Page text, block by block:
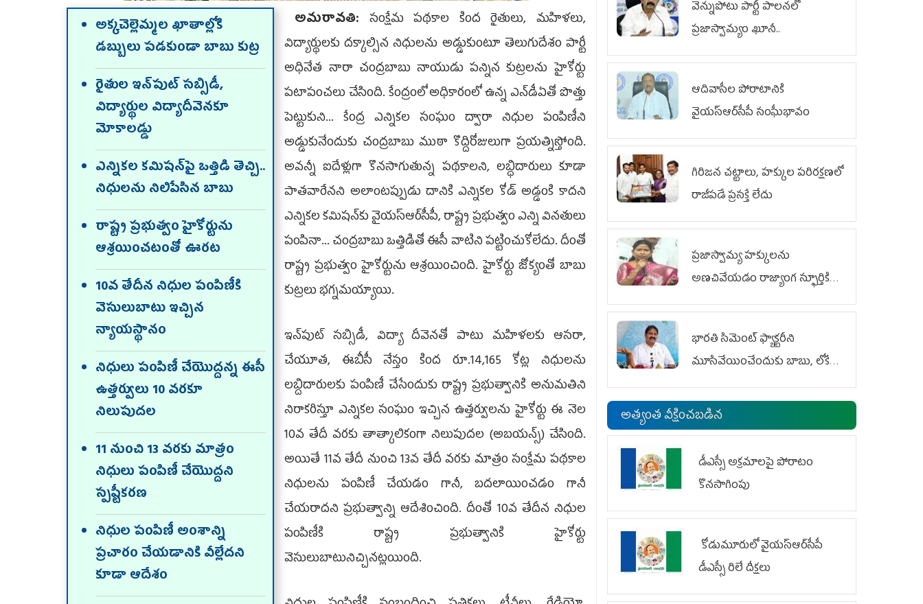
అక్కచెల్లెమ్మల ఖాతాల్లోకి
డబ్బులు పడకుండా బాబు కుట్ర
రైతుల ఇన్‌పుట్‌ సబ్సిడీ,
విద్యార్థుల విద్యాదీవెనకూ
మోకాలడ్డు
ఎన్నికల కమిషన్‌పై ఒత్తిడి తెచ్చి..
నిధులను నిలిపేసిన బాబు
రాష్ట్ర ప్రభుత్వం హైకోర్టును
ఆశ్రయించటంతో ఊరట
10వ తేదీన నిధుల పంపిణీకి
వెసులుబాటు ఇచ్చిన
న్యాయస్థానం
నిధులు పంపిణీ చేయొద్దన్న ఈసీ
ఉత్తర్వులు 10 వరకూ
నిలుపుదల
11 నుంచి 13 వరకు మాత్రం
నిధులు పంపిణీ చేయొద్దని
స్పష్టీకరణ
నిధుల పంపిణీ అంశాన్ని
ప్రచారం చేయడానికి వీల్లేదని
కూడా ఆదేశం
అమరావతి:సంక్షేమ పథకాల కింద రైతులు, మహిళలు,
విద్యార్థులకు దక్కాల్సిన నిధులను అడ్డుకుంటూ తెలుగుదేశం పార్టీ
అధినేత నారా చంద్రబాబు నాయుడు పన్నిన కుట్రలను హైకోర్టు
పటాపంచలు చేసింది. కేంద్రంలో అధికారంలో ఉన్న ఎన్‌డీఏతో పొత్తు
పెట్టుకుని... కేంద్ర ఎన్నికల సంఘం ద్వారా నిధుల పంపిణీని
అడ్డుకునేందుకు చంద్రబాబు ముఠా కొద్దిరోజులుగా ప్రయత్నిస్తోంది.
అవన్నీ ఐదేళ్లుగా కొనసాగుతున్న పథకాలని, లబ్ధిదారులు కూడా
పాతవారేనని అలాంటప్పుడు దానికి ఎన్నికల కోడ్‌ అడ్డంకి కాదని
ఎన్నికల కమిషన్‌కు వైయ‌స్ఆర్‌సీపీ, రాష్ట్ర ప్రభుత్వం ఎన్ని వినతులు
పంపినా... చంద్రబాబు ఒత్తిడితో ఈసీ వాటిని పట్టించుకోలేదు. దీంతో
రాష్ట్ర ప్రభుత్వం హైకోర్టును ఆశ్రయించింది. హైకోర్టు జోక్యంతో బాబు
కుట్రలు భగ్నమయ్యాయి.
ఇన్‌పుట్‌ సబ్సిడీ, విద్యా దీవెనతో పాటు మహిళలకు ఆసరా,
చేయూత, ఈబీసీ నేస్తం కింద రూ.14,165 కోట్ల నిధులను
లబ్దిదారులకు పంపిణీ చేసేందుకు రాష్ట్ర ప్రభుత్వానికి అనుమతిని
నిరాకరిస్తూ ఎన్నికల సంఘం ఇచ్చిన ఉత్తర్వులను హైకోర్టు ఈ నెల
10వ తేదీ వరకు తాత్కాలికంగా నిలుపుదల (అబయన్స్‌) చేసింది.
అయితే 11వ తేదీ నుంచి 13వ తేదీ వరకు మాత్రం సంక్షేమ పథకాల
నిధులను పంపిణీ చేయడం గానీ, బదలాయించడం గానీ
చేయరాదని ప్రభుత్వాన్ని ఆదేశించింది. దీంతో 10వ తేదీన నిధుల
పంపిణీకి రాష్ట్ర ప్రభుత్వానికి హైకోర్టు
వెసులుబాటునిచ్చినట్లయింది.
వెన్నుపోటు పార్టీ పాలనలో
ప్రజాస్వామ్యం ఖూనీ..
ఆదివాసీల పోరాటానికి
వైయ‌స్ఆర్‌సీపీ సంఘీభావం
గిరిజన చట్టాలు, హక్కుల పరిరక్షణలో
రాజీపడే ప్రసక్తే లేదు
ప్రజాస్వామ్య హక్కులను
అణచివేయడం రాజ్యాంగ స్ఫూర్తికి
విరుద్ధం
భారతి సిమెంట్ ఫ్యాక్టరీని
మూసివేయించేందుకు బాబు, లోకేశ్
కుట్ర
అత్యంత వీక్షించబడిన
డీఎస్సీ అక్రమాలపై పోరాటం
కొనసాగింపు
కోడుమూరులో వైయ‌స్ఆర్‌సీపీ
డీఎస్సీ రిలే దీక్షలు